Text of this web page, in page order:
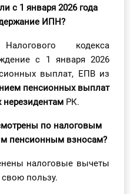
с 1 января 2026 года
ИПН?
кодекса
с 1 января 2026
выплат, ЕПВ из
пенсионных выплат
РК.
по налоговым
пенсионным взносам?
налоговые вычеты
пользу.